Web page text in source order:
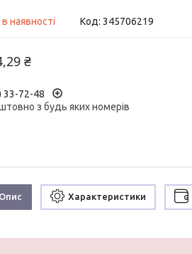
наявності Код: 345706219
₴
33-72-48
з будь яких номерів
Характеристики